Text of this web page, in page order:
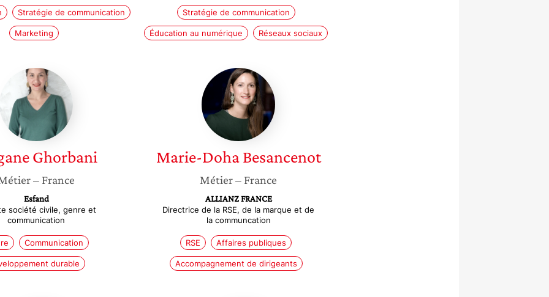
Stratégie de communication
Marketing
Stratégie de communication
Éducation au numérique Réseaux sociaux
Mégane
Ghorbani
Ghorbani
– France
Esfand
société civile, genre et
communication
Communication
durable
Marie-
Doha
Besancenot
Marie-Doha Besancenot
Métier– France
ALLIANZ FRANCE
Directrice de la RSE, de la marque et de
la communcation
RSE Affaires publiques
Accompagnement de dirigeants